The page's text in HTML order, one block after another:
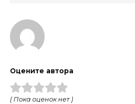
Оцените автора
( Пока оценок нет )